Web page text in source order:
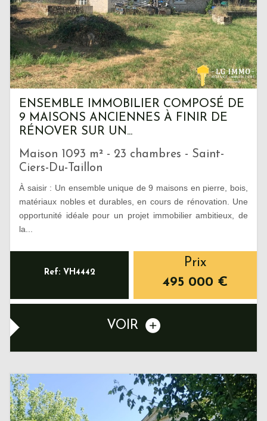
ENSEMBLE IMMOBILIER COMPOSÉ DE
9 MAISONS ANCIENNES À FINIR DE
RÉNOVER SUR UN...
Maison 1093 m² - 23 chambres - Saint-
Ciers-Du-Taillon
À saisir : Un ensemble unique de 9 maisons en pierre, bois,
matériaux nobles et durables, en cours de rénovation. Une
opportunité idéale pour un projet immobilier ambitieux, de
la...
Ref: VH4442
Prix
495 000 €
VOIR